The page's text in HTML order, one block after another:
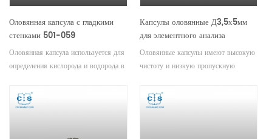
Оловянная капсула с гладкими
стенками 501-059
Оловянная капсула используется для
определения кислорода и водорода в
гранулированных материалах, а также
для определения углерода, водорода
Капсулы оловянные Д3,5х5мм
для элементного анализа
Оловянные капсулы имеют высокую
чистоту и низкую пропускную
анализа порошкообразных и
гранулированных образцов с